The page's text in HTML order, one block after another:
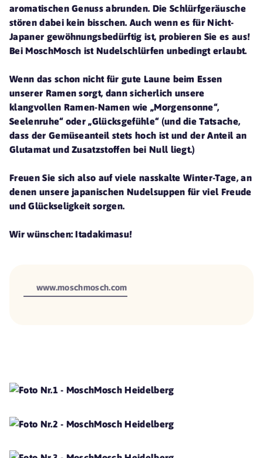
aromatischen Genuss abrunden. Die Schlürfgeräusche
stören dabei kein bisschen. Auch wenn es für Nicht-
Japaner gewöhnungsbedürftig ist, probieren Sie es aus!
Bei MoschMosch ist Nudelschlürfen unbedingt erlaubt.
Wenn das schon nicht für gute Laune beim Essen
unserer Ramen sorgt, dann sicherlich unsere
klangvollen Ramen-Namen wie „Morgensonne“,
Seelenruhe“ oder „Glücksgefühle“ (und die Tatsache,
dass der Gemüseanteil stets hoch ist und der Anteil an
Glutamat und Zusatzstoffen bei Null liegt.)
Freuen Sie sich also auf viele nasskalte Winter-Tage, an
denen unsere japanischen Nudelsuppen für viel Freude
und Glückseligkeit sorgen.
Wir wünschen: Itadakimasu!
www.moschmosch.com